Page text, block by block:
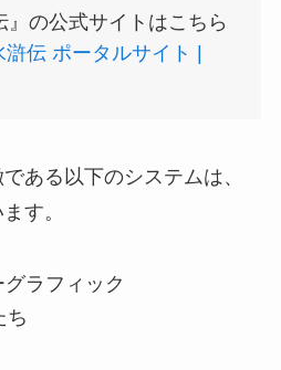
』の公式サイトはこちら
伝 ポータルサイト |
ある以下のシステムは、
す。
ラフィック
ち